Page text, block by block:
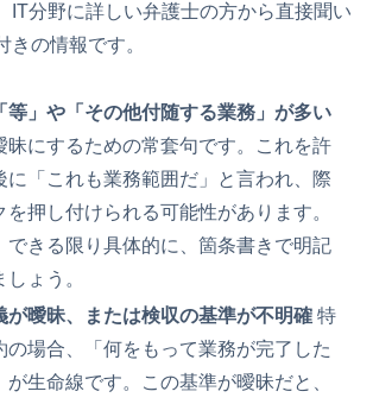
IT分野に詳しい弁護士の方から直接聞い
きの情報です。
等」や「その他付随する業務」が多い
昧にするための常套句です。これを許
に「これも業務範囲だ」と言われ、際
を押し付けられる可能性があります。
できる限り具体的に、箇条書きで明記
ょう。
が曖昧、または検収の基準が不明確 特
の場合、「何をもって業務が完了した
が生命線です。この基準が曖昧だと、